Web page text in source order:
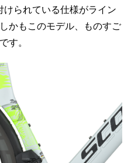
られている仕様がライン
かもこのモデル、ものすご
す。